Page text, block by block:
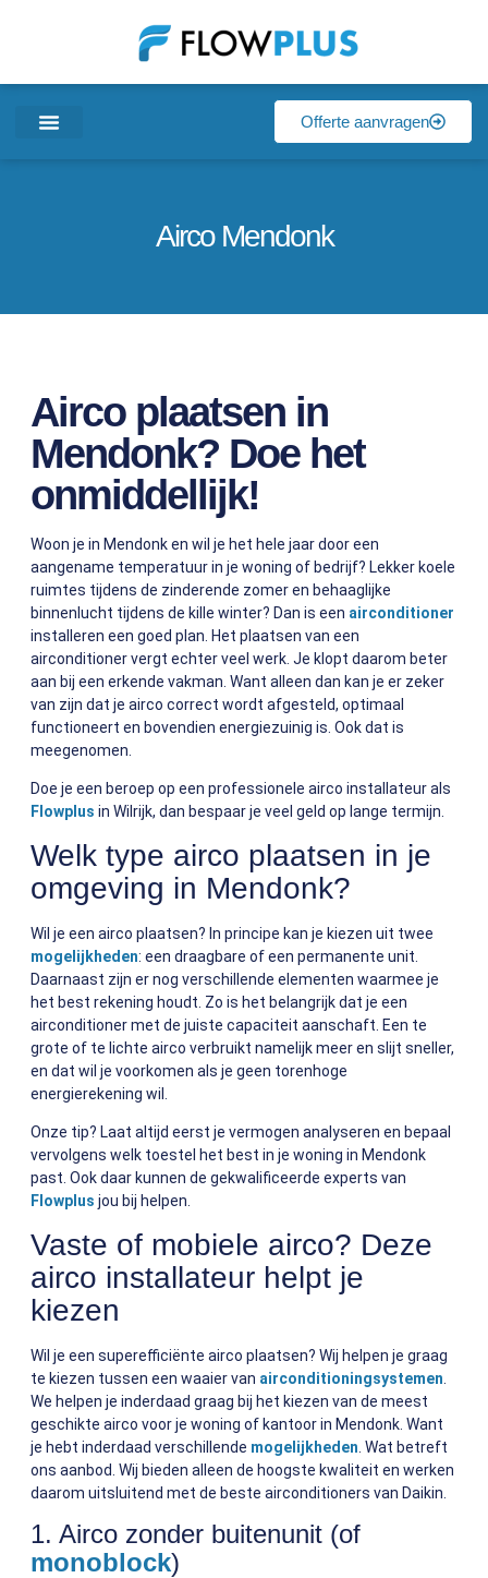
Offerte aanvragen
Airco Mendonk
Airco plaatsen in
Mendonk? Doe het
onmiddellijk!
Woon je in Mendonk en wil je het hele jaar door een
aangename temperatuur in je woning of bedrijf? Lekker koele
ruimtes tijdens de zinderende zomer en behaaglijke
binnenlucht tijdens de kille winter? Dan is een airconditioner
installeren een goed plan. Het plaatsen van een
airconditioner vergt echter veel werk. Je klopt daarom beter
aan bij een erkende vakman. Want alleen dan kan je er zeker
van zijn dat je airco correct wordt afgesteld, optimaal
functioneert en bovendien energiezuinig is. Ook dat is
meegenomen.
Doe je een beroep op een professionele airco installateur als
Flowplus in Wilrijk, dan bespaar je veel geld op lange termijn.
Welk type airco plaatsen in je
omgeving in Mendonk?
Wil je een airco plaatsen? In principe kan je kiezen uit twee
mogelijkheden: een draagbare of een permanente unit.
Daarnaast zijn er nog verschillende elementen waarmee je
het best rekening houdt. Zo is het belangrijk dat je een
airconditioner met de juiste capaciteit aanschaft. Een te
grote of te lichte airco verbruikt namelijk meer en slijt sneller,
en dat wil je voorkomen als je geen torenhoge
energierekening wil.
Onze tip? Laat altijd eerst je vermogen analyseren en bepaal
vervolgens welk toestel het best in je woning in Mendonk
past. Ook daar kunnen de gekwalificeerde experts van
Flowplus jou bij helpen.
Vaste of mobiele airco? Deze
airco installateur helpt je
kiezen
Wil je een superefficiënte airco plaatsen? Wij helpen je graag
te kiezen tussen een waaier van airconditioningsystemen
We helpen je inderdaad graag bij het kiezen van de meest
geschikte airco voor je woning of kantoor in Mendonk. Want
je hebt inderdaad verschillende mogelijkheden . Wat betreft
ons aanbod. Wij bieden alleen de hoogste kwaliteit en werken
daarom uitsluitend met de beste airconditioners van Daikin.
1. Airco zonder buitenunit (of
monoblock)